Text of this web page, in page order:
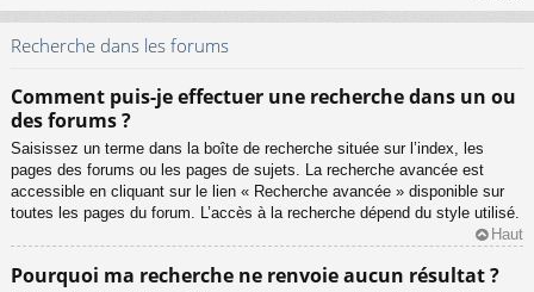
Recherche dans les forums
Comment puis-je effectuer une recherche dans un ou
des forums ?
Saisissez un terme dans la boîte de recherche située sur l’index, les
pages des forums ou les pages de sujets. La recherche avancée est
accessible en cliquant sur le lien « Recherche avancée » disponible sur
toutes les pages du forum. L’accès à la recherche dépend du style utilisé.
Haut
Pourquoi ma recherche ne renvoie aucun résultat ?